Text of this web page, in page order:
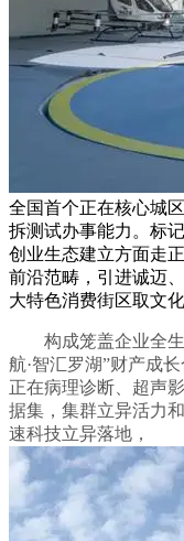
全国首个正在核心城
拆测试办事能力。标
创业生态建立方面走
前沿范畴，引进诚迈
大特色消费街区取文化
构成笼盖企业全生
航·智汇罗湖”财产成
正在病理诊断、超声
据集，集群立异活力
速科技立异落地，